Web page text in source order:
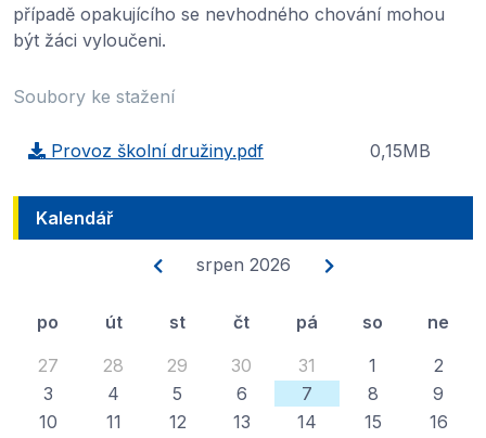
případě opakujícího se nevhodného chování mohou
být žáci vyloučeni.
Soubory ke stažení
Provoz školní družiny.pdf 0,15MB
Kalendář
srpen 2026
po út st čt pá so
ne
27
28 29 30 31 1
2
3
4 5 6 7 8
9
10
11 12 13 14 15
16